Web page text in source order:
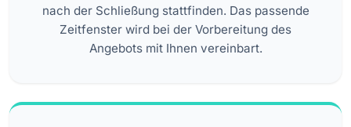
nach der Schließung stattfinden. Das passende
Zeitfenster wird bei der Vorbereitung des
Angebots mit Ihnen vereinbart.